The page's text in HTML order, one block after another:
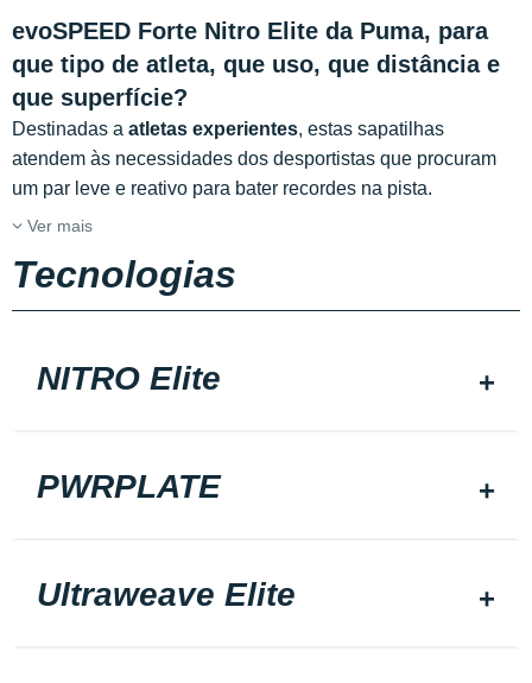
evoSPEED Forte Nitro Elite da Puma, para
que tipo de atleta, que uso, que distância e
que superfície?
Destinadas a atletas experientes, estas sapatilhas
atendem às necessidades dos desportistas que procuram
um par leve e reativo para bater recordes na pista.
Ver mais
Tecnologias
NITRO Elite
PWRPLATE
Ultraweave Elite